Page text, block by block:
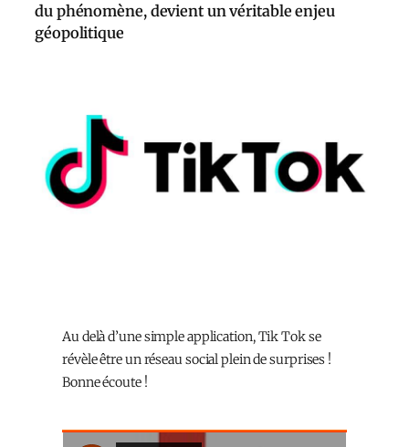
du phénomène, devient un véritable enjeu
géopolitique
Au delà d’une simple application, Tik Tok se
révèle être un réseau social plein de surprises !
Bonne écoute !